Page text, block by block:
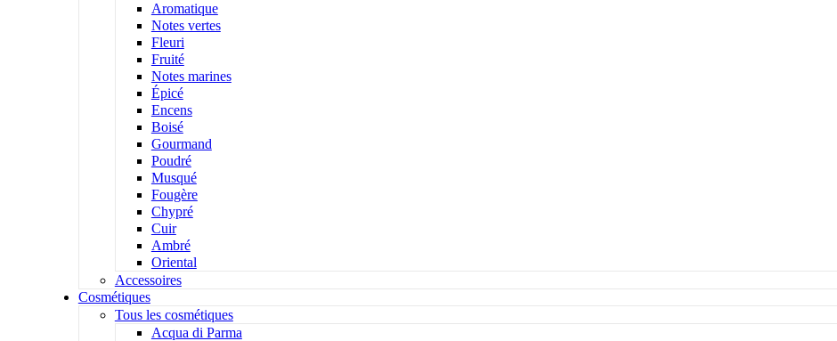
Aromatique
Notes vertes
Fleuri
Fruité
Notes marines
Épicé
Encens
Boisé
Gourmand
Poudré
Musqué
Fougère
Chypré
Cuir
Ambré
Oriental
Accessoires
Cosmétiques
Tous les cosmétiques
Acqua di Parma